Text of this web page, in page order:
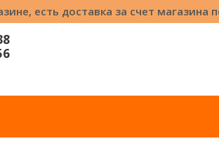
есть доставка за счет